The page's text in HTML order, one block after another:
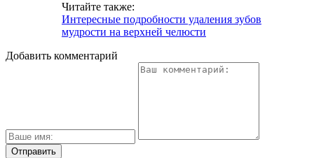
Читайте также:
Интересные подробности удаления зубов
мудрости на верхней челюсти
Добавить комментарий